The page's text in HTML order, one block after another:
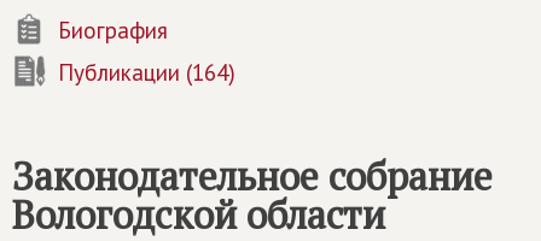
Биография
Публикации (164)
Законодательное собрание
Вологодской области